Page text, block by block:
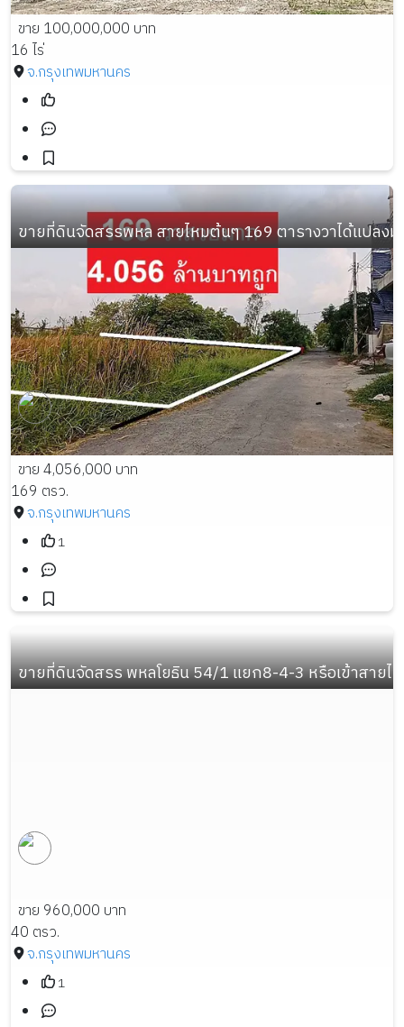
ขาย 100,000,000 บาท
16 ไร่
จ.กรุงเทพมหานคร
ขายที่ดินจัดสรรพหล สายไหมต้นๆ 169 ตารางวาได้แปลง
ขาย 4,056,000 บาท
169 ตรว.
จ.กรุงเทพมหานคร
1
ขายที่ดินจัดสรร พหลโยธิน 54/1 แยก8-4-3 หรือเข้าสายไ
ขาย 960,000 บาท
40 ตรว.
จ.กรุงเทพมหานคร
1